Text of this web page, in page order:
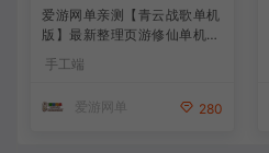
爱游网单亲测【青云战歌单机
版】最新整理页游修仙单机一
键端Win系单机服务端PC客
户端 GM后台 通用视频教学
手工端
爱游网单 280